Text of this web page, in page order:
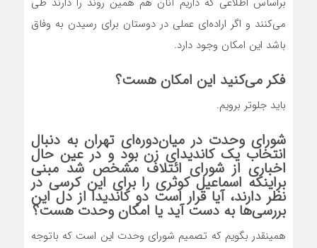
می‌کنند و اگر اراده‌ای عملی در دوستان برای رسیدن به وفاق
باشد این امکان وجود دارد.
فکر می‌کنید این امکان هست؟
باید جلوتر برویم.
شورای وحدت در میان‌دوره‌ای تهران به دنبال
انتخاب یک کاندیدای زن بود و در عین حال
اخباری از شورای ائتلاف مشخص شد مبنی
براینکه اسماعیل کوثری را برای این کرسی در
نظر دارند، آیا قرار است دو کاندیدا از دل این
بررسی‌ها به دست آید یا امکان وحدت هست؟
همینقدر بگویم که تصمیم شورای وحدت این است که باتوجه